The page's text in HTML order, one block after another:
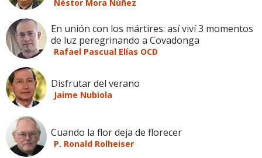
Néstor Mora Núñez
En unión con los mártires: así viví 3 momentos
de luz peregrinando a Covadonga
Rafael Pascual Elías OCD
Disfrutar del verano
Jaime Nubiola
Cuando la flor deja de florecer
P. Ronald Rolheiser